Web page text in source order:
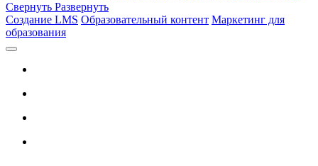
Свернуть Развернуть
Создание LMS Образовательный контент Маркетинг для
образования